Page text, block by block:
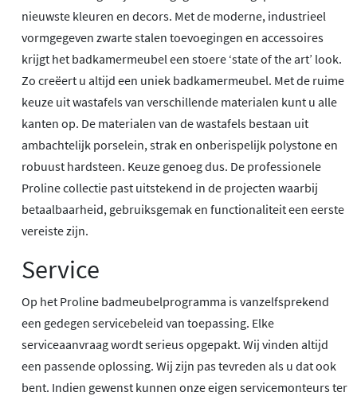
nieuwste kleuren en decors. Met de moderne, industrieel
vormgegeven zwarte stalen toevoegingen en accessoires
krijgt het badkamermeubel een stoere ‘state of the art’ look.
Zo creëert u altijd een uniek badkamermeubel. Met de ruime
keuze uit wastafels van verschillende materialen kunt u alle
kanten op. De materialen van de wastafels bestaan uit
ambachtelijk porselein, strak en onberispelijk polystone en
robuust hardsteen. Keuze genoeg dus. De professionele
Proline collectie past uitstekend in de projecten waarbij
betaalbaarheid, gebruiksgemak en functionaliteit een eerste
vereiste zijn.
Service
Op het Proline badmeubelprogramma is vanzelfsprekend
een gedegen servicebeleid van toepassing. Elke
serviceaanvraag wordt serieus opgepakt. Wij vinden altijd
een passende oplossing. Wij zijn pas tevreden als u dat ook
bent. Indien gewenst kunnen onze eigen servicemonteurs ter